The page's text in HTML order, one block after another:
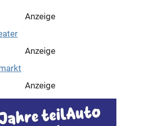
Anzeige
Anzeige
Anzeige